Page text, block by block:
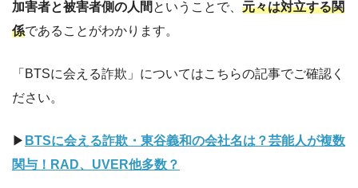
加害者と被害者側の人間 ということで、 元々は対立する関
係であることがわかります。
「BTSに会える詐欺」についてはこちらの記事でご確認く
ださい。
▶︎ BTSに会える詐欺・東谷義和の会社名は？芸能人が複数
関与！RAD、UVER他多数？